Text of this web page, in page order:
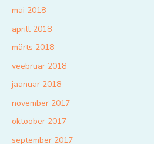
mai 2018
aprill 2018
märts 2018
veebruar 2018
jaanuar 2018
november 2017
oktoober 2017
september 2017